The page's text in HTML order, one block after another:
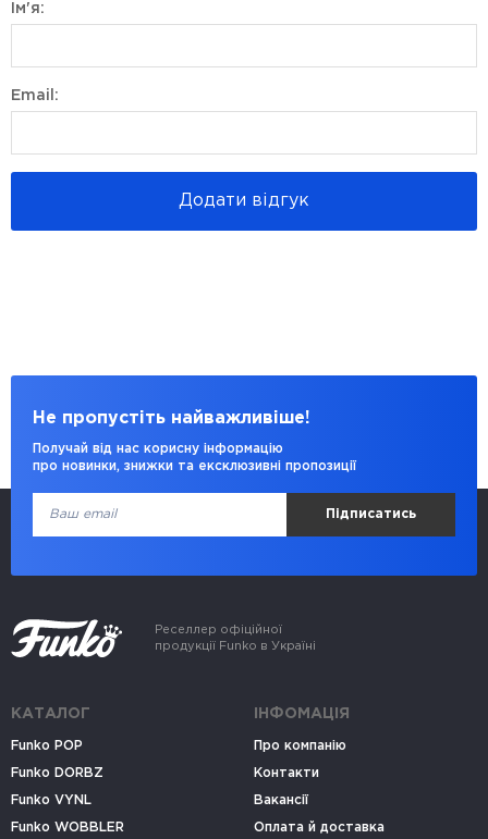
Ім'я:
Email:
Додати відгук
Не пропустіть найважливіше!
Получай від нас корисну інформацію
про новинки, знижки та ексклюзивні пропозиції
Підписатись
Реселлер офіційної
продукції Funko в Україні
КАТАЛОГ
Funko POP
Funko DORBZ
Funko VYNL
Funko WOBBLER
ІНФОМАЦІЯ
Про компанію
Контакти
Вакансії
Оплата й доставка